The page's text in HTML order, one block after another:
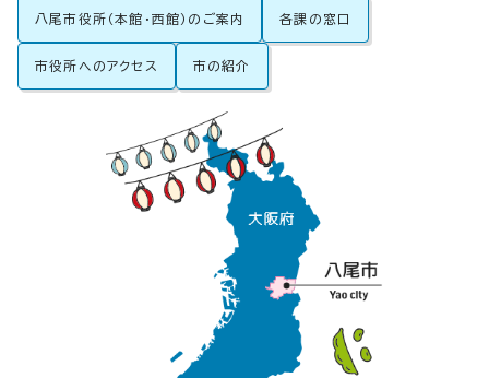
八尾市役所（本館・西館）のご案内 各課の窓口
市役所へのアクセス 市の紹介